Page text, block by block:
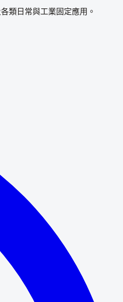
類日常與工業固定應用。